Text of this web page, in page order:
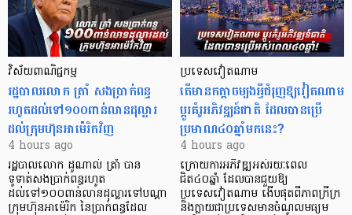
វិស័យ​ពាណិជ្ជកម្ម
រដ្ឋបាលលោក ត្រាំ សងប្រាក់ពន្ធ
រហូតដល់ទៅ១០០ពាន់លានដុល្លារ
ដល់ក្រុមហ៊ុនអាម៉េរិកវិញ
4 hours ago
រដ្ឋបាលលោក ដូណាល់ ត្រាំ បាន​
ទូទាត់សងប្រាក់ពន្ធរហូត
ដល់ទៅ១០០ពាន់លានដុល្លារទៅបណ្ដា
ក្រុមហ៊ុនអាម៉េរិក នៃប្រាក់ពន្ធដែល
ប្រទេសវៀតណាម
តើមានកត្តាចម្បងអ្វីជំរុញឱ្យវៀតណាម
ប្តូរគំរូអភិវឌ្ឍន៍ជាតិ ដែលបានប្រើ
ប្រមាណ៤០ឆ្នាំមកនេះ?
4 hours ago
ក្រោយការអភិវឌ្ឍអស់រយៈពេល
ជិត៤០ឆ្នាំ ដែលបានជួយឱ្យ​
ប្រទេសវៀតណាម ងើប​ផុតពីភាពក្រីក្រ
និងក្លាយជាប្រទេសមានចំណូលមធ្យម